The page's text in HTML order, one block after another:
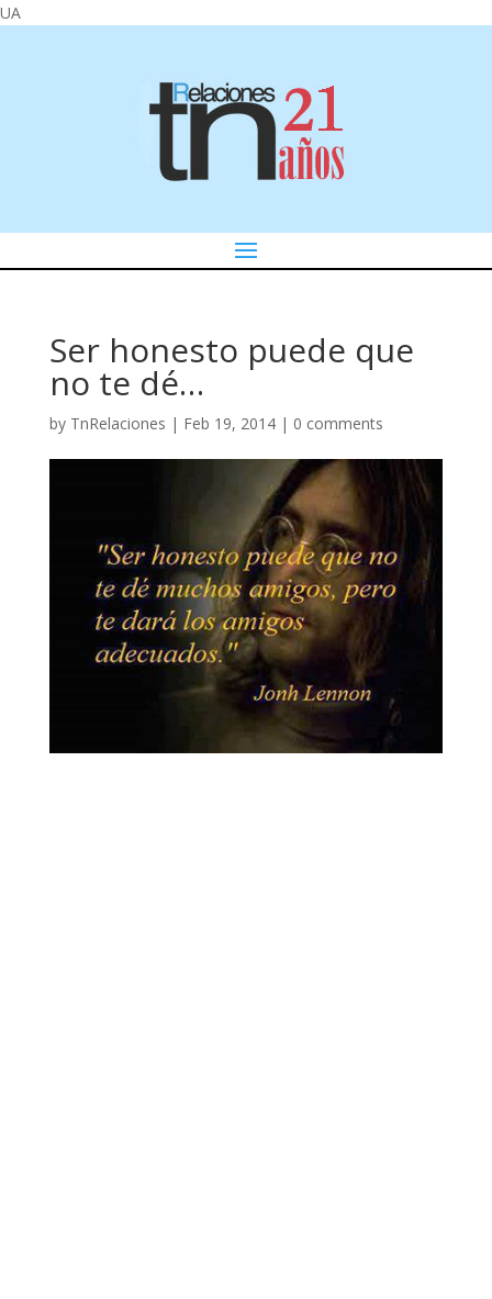
UA
Ser honesto puede que
no te dé…
by TnRelaciones | Feb 19, 2014| 0 comments